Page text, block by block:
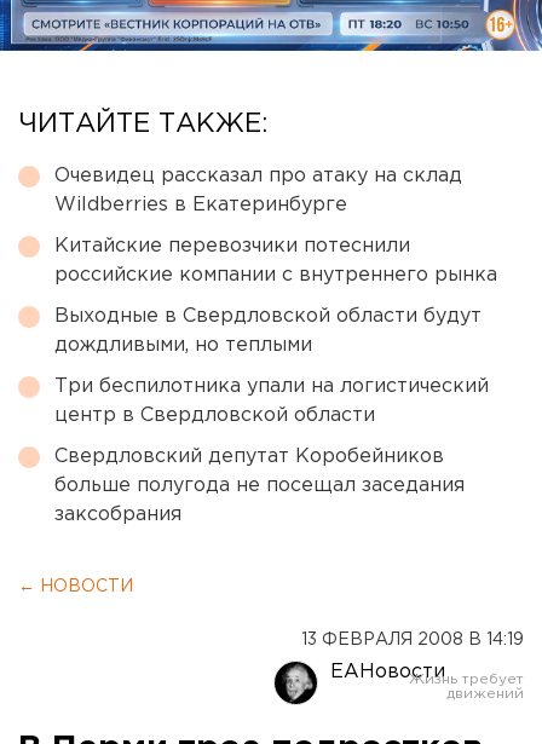
ЧИТАЙТЕ ТАКЖЕ:
Очевидец рассказал про атаку на склад
Wildberries в Екатеринбурге
Китайские перевозчики потеснили
российские компании с внутреннего рынка
Выходные в Свердловской области будут
дождливыми, но теплыми
Три беспилотника упали на логистический
центр в Свердловской области
Свердловский депутат Коробейников
больше полугода не посещал заседания
заксобрания
← НОВОСТИ
13 ФЕВРАЛЯ 2008 В 14:19
ЕАНовости